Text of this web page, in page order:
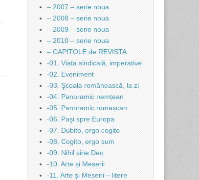
– 2007 – serie noua
– 2008 – serie noua
– 2009 – serie noua
– 2010 – serie noua
– CAPITOLE de REVISTA
-01. Viata sindicală, imperative
-02. Eveniment
-03. Şcoala românească, la zi
-04. Panoramic nemțean
-05. Panoramic romașcan
-06. Paşi spre Europa
-07. Dubito, ergo cogito
-08. Cogito, ergo sum
-09. Nihil sine Deo
-10. Arte şi Meserii
-11. Arte şi Meserii – litere